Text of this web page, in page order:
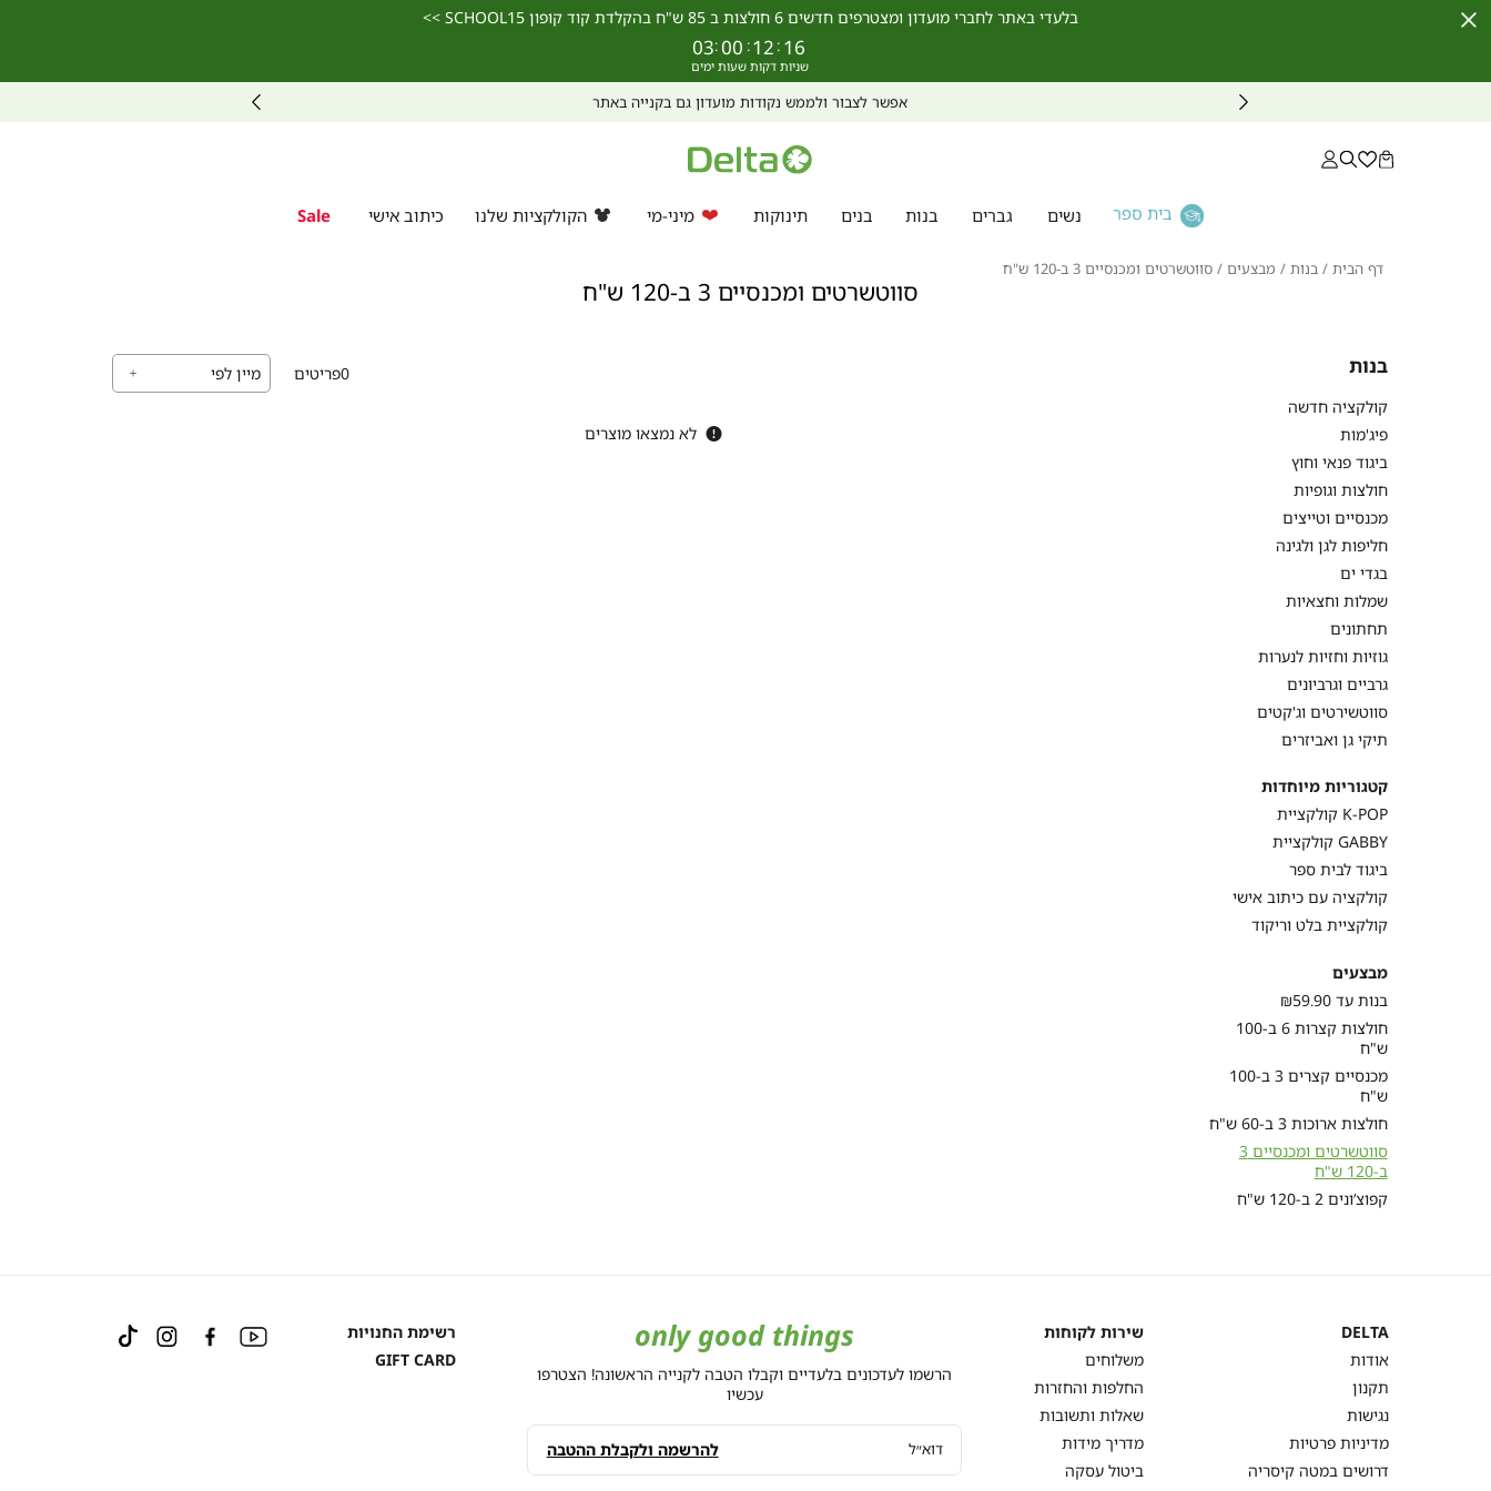
Close
בלעדי באתר לחברי מועדון ומצטרפים חדשים 6 חולצות ב 85 ש"ח בהקלדת קוד קופון SCHOOL15 >>
03: 00 :12 : 16
אפשר לצבור ולממש נקודות מועדון גם בקנייה באתר
בית ספר נשים גברים בנות בנים תינוקות מיני-מי הקולקציות שלנו כיתוב אישי Sale
סווטשרטים ומכנסיים 3 ב-120 ש"ח
דף הבית דףבנות בנותמבצעים מבצעים
סווטשרטים ומכנסיים 3 ב-120 ש"ח
סווטשרטים
בנות
קולקציה חדשה
פיג'מות
ביגוד פנאי וחוץ
חולצות וגופיות
מכנסיים וטייצים
חליפות לגן ולגינה
בגדי ים
שמלות וחצאיות
תחתונים
גוזיות וחזיות לנערות
גרביים וגרביונים
סווטשירטים וג'קטים
תיקי גן ואביזרים
קטגוריות מיוחדות
קולקציית K-POP
קולקציית GABBY
ביגוד לבית ספר
קולקציה עם כיתוב אישי
קולקציית בלט וריקוד
מבצעים
בנות עד ₪59.90
חולצות קצרות 6 ב-100
ש"ח
מכנסיים קצרים 3 ב-100
ש"ח
חולצות ארוכות 3 ב-60 ש"ח
סווטשרטים ומכנסיים 3
ב-120 ש"ח
קפוצ’ונים 2 ב-120 ש"ח
0פריטים
לא נמצאו מוצרים
DELTA
DELTA
אודות
תקנון
נגישות
מדיניות פרטיות
דרושים במטה קיסריה
שירות
לקוחות
שירות לקוחות
משלוחים
החלפות והחזרות
שאלות ותשובות
מדריך מידות
ביטול עסקה
only good things
הרשמו לעדכונים בלעדיים וקבלו הטבה לקנייה הראשונה! הצטרפו
עכשיו
דוא״ל להרשמה ולקבלת ההטבה
רשימת החנויות
GIFT CARD
YouTube
Facebook
Instagram
TikTok